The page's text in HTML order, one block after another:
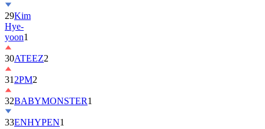
29Kim
Hye-
yoon1
30ATEEZ2
31 2PM2
32BABYMONSTER1
33ENHYPEN1